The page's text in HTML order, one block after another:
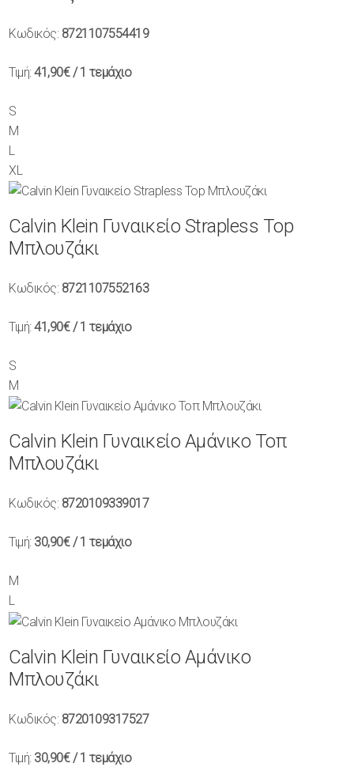
Κωδικός: 8721107554419
Τιμή:41,90€/ 1 τεμάχιο
S
M
L
XL
Calvin Klein Γυναικείο Strapless Top
Μπλουζάκι
Κωδικός: 8721107552163
Τιμή:41,90€/ 1 τεμάχιο
S
M
Calvin Klein Γυναικείο Αμάνικο Τοπ
Μπλουζάκι
Κωδικός: 8720109339017
Τιμή: 30,90€/ 1 τεμάχιο
M
L
Calvin Klein Γυναικείο Αμάνικο
Μπλουζάκι
Κωδικός: 8720109317527
Τιμή: 30,90€ / 1 τεμάχιο